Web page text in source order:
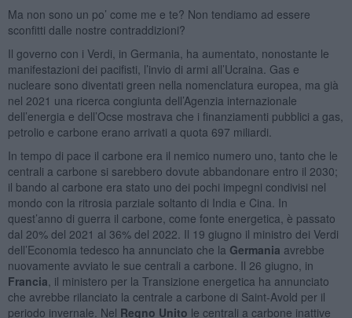
Ma non sono un po’ come me e te? Non tendiamo ad essere
sconfitti dalle nostre contraddizioni?
Il governo con i Verdi, in Germania, ha aumentato, nonostante le
manifestazioni dei pacifisti, l’invio di armi all’Ucraina. Gas e
nucleare sono diventati green nella nomenclatura europea, ma già
nel 2021 una ricerca congiunta dell’Agenzia internazionale
dell’energia e dell’Ocse mostrava che i finanziamenti pubblici a gas,
petrolio e carbone erano arrivati a quota 697 miliardi.
In tempo di pace il carbone era il nemico numero uno, tanto che le
centrali a carbone si sarebbero dovute abbandonare entro il 2030;
il bando al carbone era stato uno dei pochi impegni condivisi nel
mondo con la ritrosia parziale soltanto di India e Cina. In
quest’anno di guerra il carbone, come fonte energetica, è passato
dal 20% del 2021 al 36% del 2022. Il 19 giugno il ministro dei Verdi
dell’Economia tedesco ha annunciato che la Germania avrebbe
nuovamente avviato le sue centrali a carbone. Il 26 giugno, in
Francia , il ministero per la Transizione energetica ha annunciato
che avrebbe rilanciato la centrale a carbone di Saint-Avold per il
periodo invernale. Nel Regno Unito le centrali a carbone inattive